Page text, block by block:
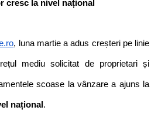
cresc la nivel național
, luna martie a adus creșteri pe linie
mediu solicitat de proprietari și
național .